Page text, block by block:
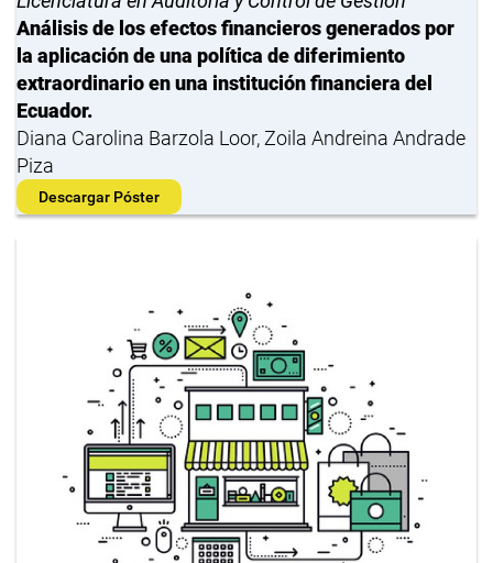
Análisis de los efectos financieros generados por
la aplicación de una política de diferimiento
extraordinario en una institución financiera del
Ecuador.
Diana Carolina Barzola Loor, Zoila Andreina Andrade
Piza
Descargar Póster